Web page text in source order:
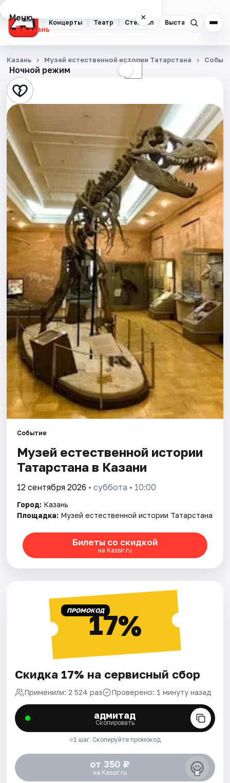
Концерты Театр Стендап Выставки
Меню ×
Казань
Концерты
Театр
Стендап
Выставки
Квесты
Экскурсии
Спорт
События
Города
Площадки
Артисты
Рейтинги
Ночной режим ☾
Казань Музей естественной истории Татарстана
Событие
Музей естественной истории
Татарстана в Казани
12 сентября 2026 • суббота • 10:00
Город: Казань
Площадка: Музей естественной истории Татарстана
Билеты со скидкой
на Kassir.ru
ПРОМОКОД17%
Скидка 17% на сервисный сбор
Применили: 2 524 раз Проверено: 1 минуту назад
адмитад
Скопировать
1 шаг. Скопируйте промокод
от 350 ₽
на Kassir.ru